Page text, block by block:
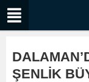
ŞENLİK